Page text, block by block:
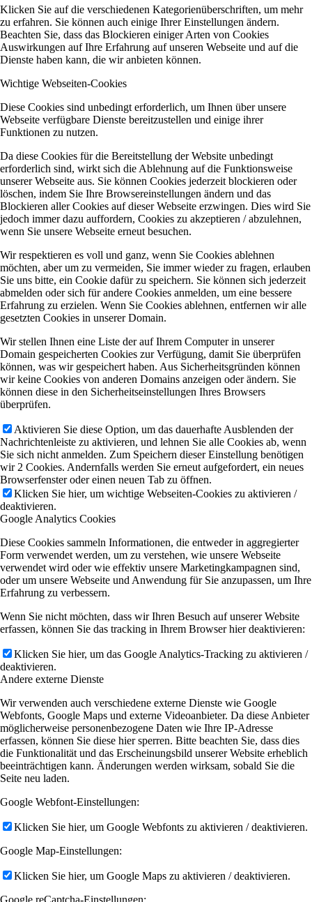
Klicken Sie auf die verschiedenen Kategorienüberschriften, um mehr
zu erfahren. Sie können auch einige Ihrer Einstellungen ändern.
Beachten Sie, dass das Blockieren einiger Arten von Cookies
Auswirkungen auf Ihre Erfahrung auf unseren Webseite und auf die
Dienste haben kann, die wir anbieten können.
Wichtige Webseiten-Cookies
Diese Cookies sind unbedingt erforderlich, um Ihnen über unsere
Webseite verfügbare Dienste bereitzustellen und einige ihrer
Funktionen zu nutzen.
Da diese Cookies für die Bereitstellung der Website unbedingt
erforderlich sind, wirkt sich die Ablehnung auf die Funktionsweise
unserer Webseite aus. Sie können Cookies jederzeit blockieren oder
löschen, indem Sie Ihre Browsereinstellungen ändern und das
Blockieren aller Cookies auf dieser Webseite erzwingen. Dies wird Sie
jedoch immer dazu auffordern, Cookies zu akzeptieren / abzulehnen,
wenn Sie unsere Webseite erneut besuchen.
Wir respektieren es voll und ganz, wenn Sie Cookies ablehnen
möchten, aber um zu vermeiden, Sie immer wieder zu fragen, erlauben
Sie uns bitte, ein Cookie dafür zu speichern. Sie können sich jederzeit
abmelden oder sich für andere Cookies anmelden, um eine bessere
Erfahrung zu erzielen. Wenn Sie Cookies ablehnen, entfernen wir alle
gesetzten Cookies in unserer Domain.
Wir stellen Ihnen eine Liste der auf Ihrem Computer in unserer
Domain gespeicherten Cookies zur Verfügung, damit Sie überprüfen
können, was wir gespeichert haben. Aus Sicherheitsgründen können
wir keine Cookies von anderen Domains anzeigen oder ändern. Sie
können diese in den Sicherheitseinstellungen Ihres Browsers
überprüfen.
Aktivieren Sie diese Option, um das dauerhafte Ausblenden der
Nachrichtenleiste zu aktivieren, und lehnen Sie alle Cookies ab, wenn
Sie sich nicht anmelden. Zum Speichern dieser Einstellung benötigen
wir 2 Cookies. Andernfalls werden Sie erneut aufgefordert, ein neues
Browserfenster oder einen neuen Tab zu öffnen.
Klicken Sie hier, um wichtige Webseiten-Cookies zu aktivieren /
deaktivieren.
Google Analytics Cookies
Diese Cookies sammeln Informationen, die entweder in aggregierter
Form verwendet werden, um zu verstehen, wie unsere Webseite
verwendet wird oder wie effektiv unsere Marketingkampagnen sind,
oder um unsere Webseite und Anwendung für Sie anzupassen, um Ihre
Erfahrung zu verbessern.
Wenn Sie nicht möchten, dass wir Ihren Besuch auf unserer Website
erfassen, können Sie das tracking in Ihrem Browser hier deaktivieren:
Klicken Sie hier, um das Google Analytics-Tracking zu aktivieren /
deaktivieren.
Andere externe Dienste
Wir verwenden auch verschiedene externe Dienste wie Google
Webfonts, Google Maps und externe Videoanbieter. Da diese Anbieter
möglicherweise personenbezogene Daten wie Ihre IP-Adresse
erfassen, können Sie diese hier sperren. Bitte beachten Sie, dass dies
die Funktionalität und das Erscheinungsbild unserer Website erheblich
beeinträchtigen kann. Änderungen werden wirksam, sobald Sie die
Seite neu laden.
Google Webfont-Einstellungen:
Klicken Sie hier, um Google Webfonts zu aktivieren / deaktivieren.
Google Map-Einstellungen:
Klicken Sie hier, um Google Maps zu aktivieren / deaktivieren.